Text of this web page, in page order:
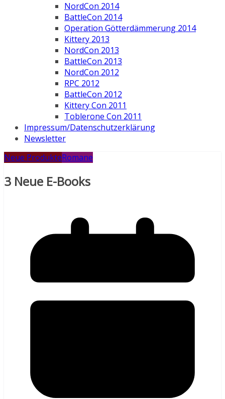
NordCon 2014
BattleCon 2014
Operation Götterdämmerung 2014
Kittery 2013
NordCon 2013
BattleCon 2013
NordCon 2012
RPC 2012
BattleCon 2012
Kittery Con 2011
Toblerone Con 2011
Impressum/Datenschutzerklärung
Newsletter
Neue ProdukteRomane
3 Neue E-Books